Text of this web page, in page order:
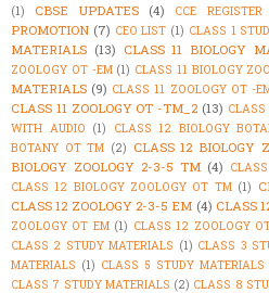
(1)
CBSE UPDATES (4) CCE REGISTER
PROMOTION (7) CEO LIST (1) CLASS 1
MATERIALS (13) CLASS 11 BIOLOGY
ZOOLOGY OT -EM (1) CLASS 11 BIOLOGY
MATERIALS (9) CLASS 11 ZOOLOGY OT -
CLASS 11 ZOOLOGY OT -TM_2 (13)
WITH AUDIO (1) CLASS 12 BIOLOGY
BOTANY OT TM (2) CLASS 12 BIOLOGY
BIOLOGY ZOOLOGY 2-3-5 TM (4)
CLASS 12 BIOLOGY ZOOLOGY OT TM (1)
CLASS 12 ZOOLOGY 2-3-5 EM (4) CLASS
ZOOLOGY OT EM (1) CLASS 12 ZOOLOGY
CLASS 2 STUDY MATERIALS (1) CLASS 3
MATERIALS (1) CLASS 5 STUDY MATERIALS
CLASS 7 STUDY MATERIALS (2) CLASS 8